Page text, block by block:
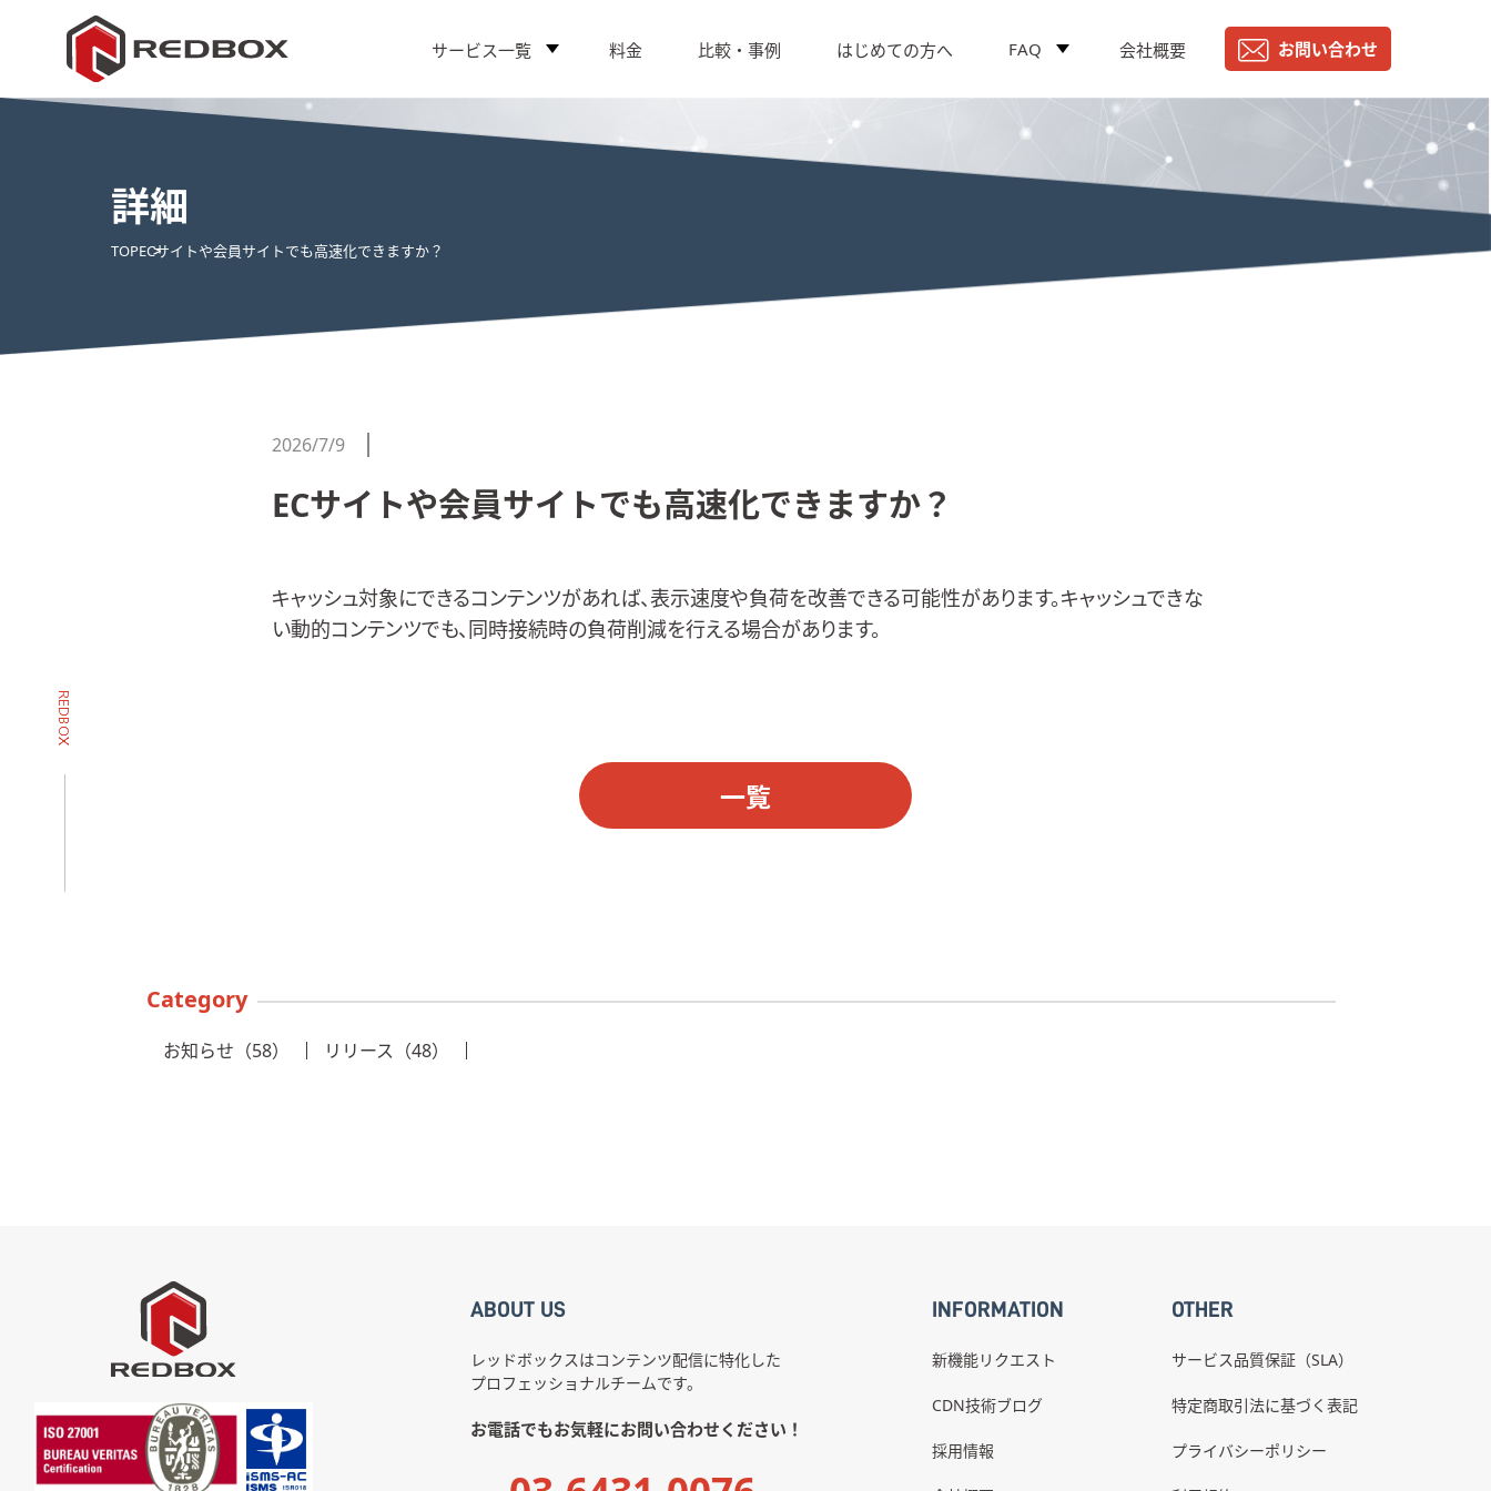
サービス一覧 料金 比較・事例 はじめての方へ FAQ 会社概要 お問い合わせ
詳細
TOPECサイトや会員サイトでも高速化できますか？
2026/7/9
ECサイトや会員サイトでも高速化できますか？
キャッシュ対象にできるコンテンツがあれば、表示速度や負荷を改善できる可能性があります。キャッシュできな
い動的コンテンツでも、同時接続時の負荷削減を行える場合があります。
一覧
Category
お知らせ（58） リリース（48）
ABOUT US
レッドボックスはコンテンツ配信に特化した
プロフェッショナルチームです。
お電話でもお気軽にお問い合わせください！
INFORMATION
新機能リクエスト
CDN技術ブログ
採用情報
OTHER
サービス品質保証（SLA）
特定商取引法に基づく表記
プライバシーポリシー